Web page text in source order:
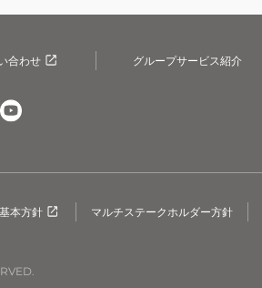
合わせ グループサービス紹介
本方針 マルチステークホルダー方針